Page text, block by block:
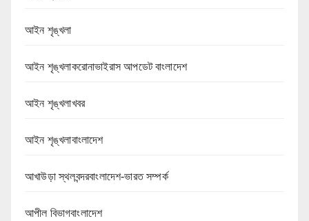
আইন শৃঙ্খলা
আইন শৃঙ্খলাকরোনাভাইরাস আপডেট বাংলাদেশ
আইন শৃঙ্খলাখবর
আইন শৃঙ্খলাবাংলাদেশ
আখাউড়া স্থলবন্দরবাংলাদেশ-ভারত সম্পর্ক
আপীল বিভাগবাংলাদেশ